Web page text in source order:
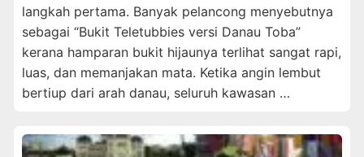
langkah pertama. Banyak pelancong menyebutnya
sebagai “Bukit Teletubbies versi Danau Toba”
kerana hamparan bukit hijaunya terlihat sangat rapi,
luas, dan memanjakan mata. Ketika angin lembut
bertiup dari arah danau, seluruh kawasan …